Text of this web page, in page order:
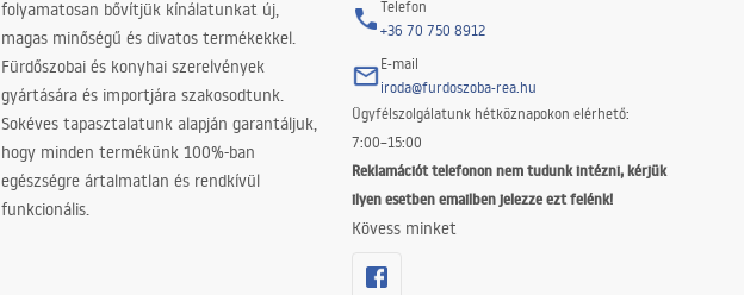
folyamatosan bővítjük kínálatunkat új,
magas minőségű és divatos termékekkel.
Fürdőszobai és konyhai szerelvények
gyártására és importjára szakosodtunk.
Sokéves tapasztalatunk alapján garantáljuk,
hogy minden termékünk 100%-ban
egészségre ártalmatlan és rendkívül
funkcionális.
Telefon
+36 70 750 8912
E-mail
iroda@furdoszoba-rea.hu
Ügyfélszolgálatunk hétköznapokon elérhető:
7:00–15:00
Reklamációt telefonon nem tudunk intézni, kérjük
ilyen esetben emailben jelezze ezt felénk!
Kövess minket